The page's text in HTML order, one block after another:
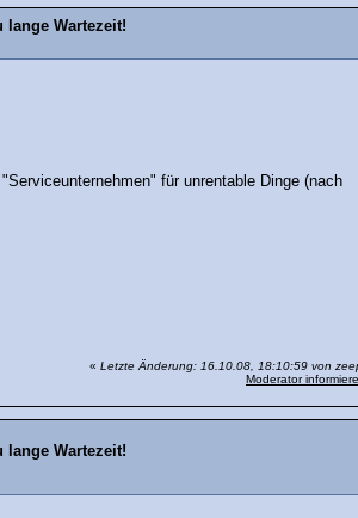
lange Wartezeit!
für unrentable Dinge (nach
« Letzte Änderung: 16.10.08, 18:10:59 von
Moderator
lange Wartezeit!